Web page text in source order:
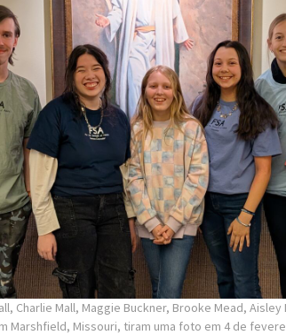
Charlie Mall, Maggie Buckner, Brooke Mead,
Marshfield, Missouri, tiram uma foto em 4 de